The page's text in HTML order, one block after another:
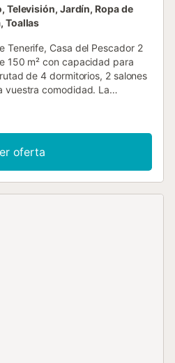
Televisión, Jardín, Ropa de
Toallas
Tenerife, Casa del Pescador 2
150 m² con capacidad para
de 4 dormitorios, 2 salones
vuestra comodidad. La
alta velocidad apto para
para bebés. Salid al balcón
para relajaros y
mascotas en la
eventos ni fiestas durante
oferta